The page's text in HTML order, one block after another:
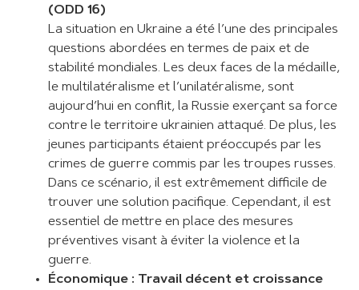
(ODD 16)
La situation en Ukraine a été l’une des principales
questions abordées en termes de paix et de
stabilité mondiales. Les deux faces de la médaille,
le multilatéralisme et l’unilatéralisme, sont
aujourd’hui en conflit, la Russie exerçant sa force
contre le territoire ukrainien attaqué. De plus, les
jeunes participants étaient préoccupés par les
crimes de guerre commis par les troupes russes.
Dans ce scénario, il est extrêmement difficile de
trouver une solution pacifique. Cependant, il est
essentiel de mettre en place des mesures
préventives visant à éviter la violence et la
guerre.
Économique : Travail décent et croissance